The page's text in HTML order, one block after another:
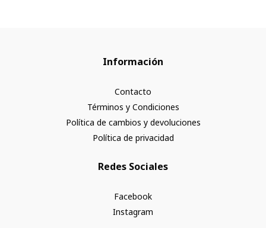
Información
Contacto
Términos y Condiciones
Política de cambios y devoluciones
Política de privacidad
Redes Sociales
Facebook
Instagram